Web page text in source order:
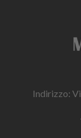
Indirizzo: